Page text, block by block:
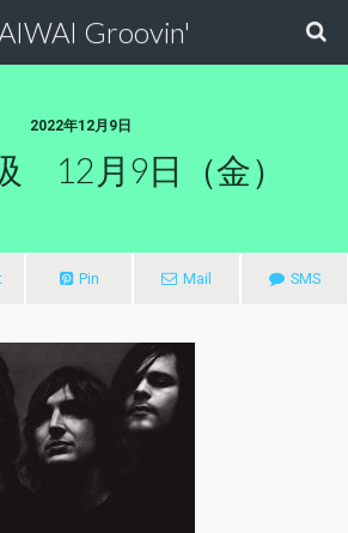
Groovin'
2022年12月9日
12月9日（金）
Pin Mail SMS